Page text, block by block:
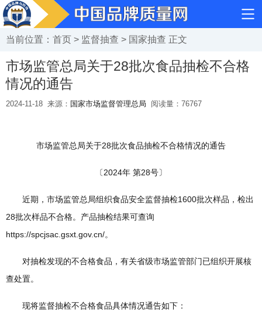
当前位置： 首页 > 监督抽查 > 国家抽查 正文
市场监管总局关于28批次食品抽检不合格
情况的通告
2024-11-18 来源： 国家市场监督管理总局 阅读量： 76767
市场监管总局关于28批次食品抽检不合格情况的通告
〔2024年 第28号〕
近期，市场监管总局组织食品安全监督抽检1600批次样品，检出
28批次样品不合格。产品抽检结果可查询
https://spcjsac.gsxt.gov.cn/。
对抽检发现的不合格食品，有关省级市场监管部门已组织开展核
查处置。
现将监督抽检不合格食品具体情况通告如下：